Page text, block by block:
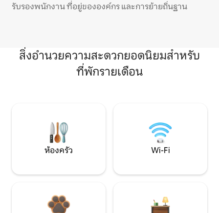
รับรองพนักงาน ที่อยู่ขององค์กร และการย้ายถิ่นฐาน
สิ่งอำนวยความสะดวกยอดนิยมสำหรับ
ที่พักรายเดือน
ห้องครัว Wi-Fi